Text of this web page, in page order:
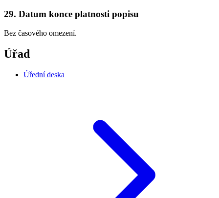
29. Datum konce platnosti popisu
Bez časového omezení.
Úřad
Úřední deska